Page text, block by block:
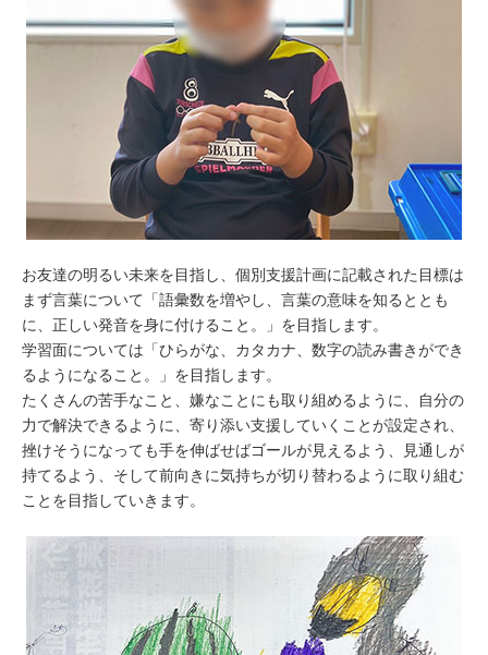
お友達の明るい未来を目指し、個別支援計画に記載された目標は
まず言葉について「語彙数を増やし、言葉の意味を知るととも
に、正しい発音を身に付けること。」を目指します。
学習面については「ひらがな、カタカナ、数字の読み書きができ
るようになること。」を目指します。
たくさんの苦手なこと、嫌なことにも取り組めるように、自分の
力で解決できるように、寄り添い支援していくことが設定され、
挫けそうになっても手を伸ばせばゴールが見えるよう、見通しが
持てるよう、そして前向きに気持ちが切り替わるように取り組む
ことを目指していきます。